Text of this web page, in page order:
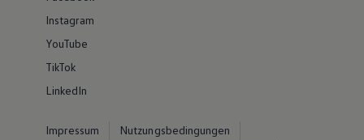
Instagram
YouTube
TikTok
LinkedIn
Impressum
Nutzungsbedingungen